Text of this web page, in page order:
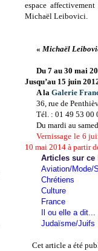
espace
Michaël Leibovici.
« Michaël
Du 7 au 30 mai
Jusqu’au 15 juin
A la Galerie
36, rue de
Tél. : 01 49 53 00
Du mardi au
Vernissage le 6
10 mai 2014 à partir
Articles sur ce
Aviation/Mode/
Chrétiens
Culture
France
Il ou elle a dit...
Judaïsme/Juifs
Cet article a été